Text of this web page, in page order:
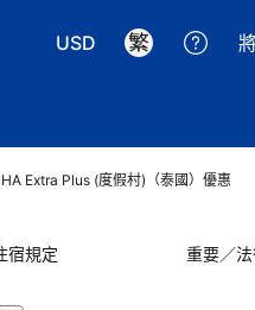
USD
Extra Plus (度假村)（泰國）優惠
宿規定 重要／